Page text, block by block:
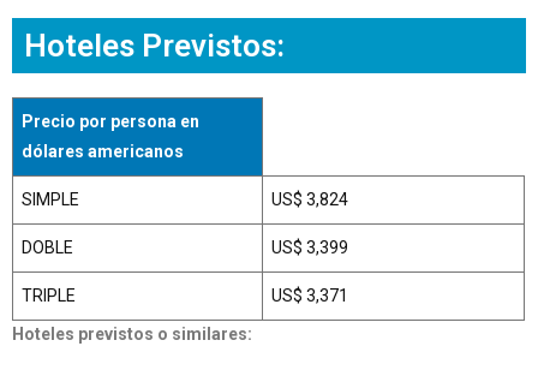
Hoteles Previstos:
Precio por persona en
dólares americanos
SIMPLE US$ 3,824
DOBLE US$ 3,399
TRIPLE
US$ 3,371
Hoteles previstos o similares: